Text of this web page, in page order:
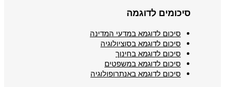
סיכומים לדוגמה
סיכום לדוגמא במדעי המדינה
סיכום לדוגמא בסוציולוגיה
סיכום לדוגמא בחינוך
סיכום לדוגמא במשפטים
סיכום לדוגמא באנתרופולוגיה